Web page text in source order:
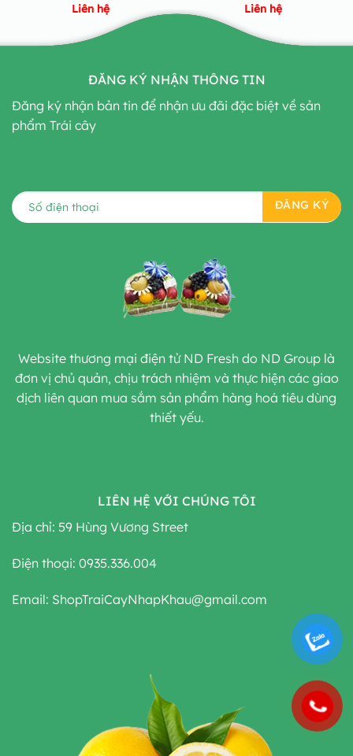
Liên hệ
Liên hệ
ĐĂNG KÝ NHẬN THÔNG TIN
Đăng ký nhận bản tin để nhận ưu đãi đặc biệt về sản
phẩm Trái cây
Website thương mại điện tử ND Fresh do ND Group là
đơn vị chủ quản, chịu trách nhiệm và thực hiện các giao
dịch liên quan mua sắm sản phẩm hàng hoá tiêu dùng
thiết yếu.
LIÊN HỆ VỚI CHÚNG TÔI
Địa chỉ: 59 Hùng Vương Street
Điện thoại: 0935.336.004
Email: ShopTraiCayNhapKhau@gmail.com